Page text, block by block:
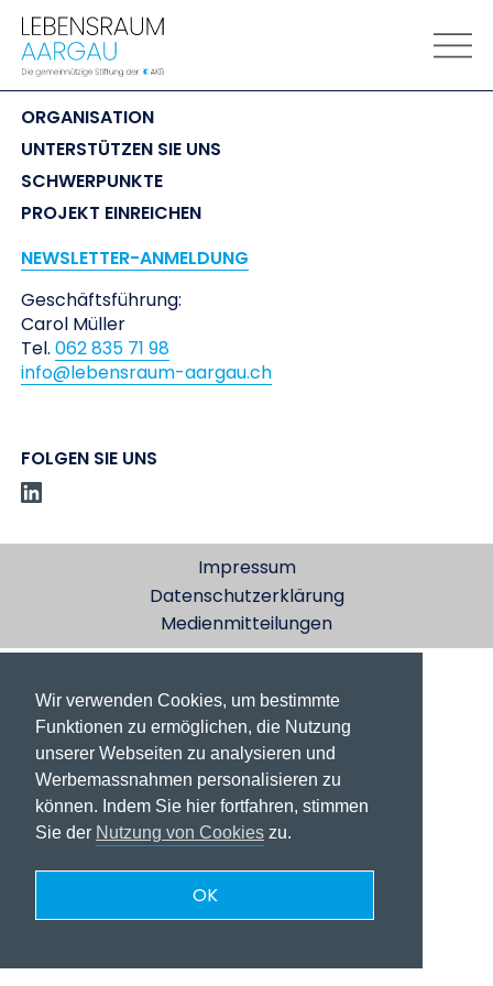
LEBENSRAUM
AARGAU
ORGANISATION
UNTERSTÜTZEN SIE UNS
SCHWERPUNKTE
PROJEKT EINREICHEN
NEWSLETTER-ANMELDUNG
Geschäftsführung:
Carol Müller
Tel. 062 835 71 98
info@lebensraum-aargau.ch
FOLGEN SIE UNS
Impressum
Datenschutzerklärung
Medienmitteilungen
Wir verwenden Cookies, um bestimmte
Funktionen zu ermöglichen, die Nutzung
unserer Webseiten zu analysieren und
Werbemassnahmen personalisieren zu
können. Indem Sie hier fortfahren, stimmen
Sie der Nutzung von Cookies zu.
OK